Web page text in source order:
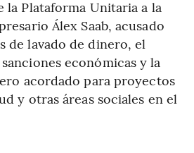
la Plataforma Unitaria a la
Álex Saab, acusado
de lavado de dinero, el
económicas y la
acordado para proyectos
y otras áreas sociales en el